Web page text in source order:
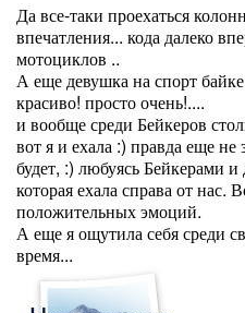
Да все-таки проехаться
впечатления... кода далеко
мотоциклов ..
А еще девушка на спорт
красиво! просто очень!....
и вообще среди Бейкеров
вот я и ехала :) правда еще
будет, :) любуясь Бейкерами
которая ехала справа от
положительных эмоций.
А еще я ощутила себя среди
время...